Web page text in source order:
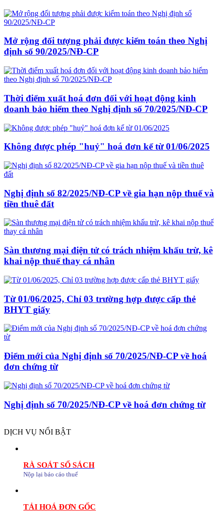
Mở rộng đối tượng phải được kiểm toán theo Nghị
định số 90/2025/NĐ-CP
Thời điểm xuất hoá đơn đối với hoạt động kinh
doanh bảo hiểm theo Nghị định số 70/2025/NĐ-CP
Không được phép "huỷ" hoá đơn kể từ 01/06/2025
Nghị định số 82/2025/NĐ-CP về gia hạn nộp thuế và
tiền thuê đất
Sàn thương mại điện tử có trách nhiệm khấu trừ, kê
khai nộp thuế thay cá nhân
Từ 01/06/2025, Chỉ 03 trường hợp được cấp thẻ
BHYT giấy
Điểm mới của Nghị định số 70/2025/NĐ-CP về hoá
đơn chứng từ
Nghị định số 70/2025/NĐ-CP về hoá đơn chứng từ
DỊCH VỤ NỔI BẬT
RÀ SOÁT SỔ SÁCH
Nộp lại báo cáo thuế
TẢI HOÁ ĐƠN GỐC